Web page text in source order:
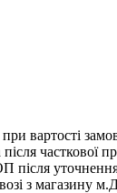
вартості
часткової
після
з магазину